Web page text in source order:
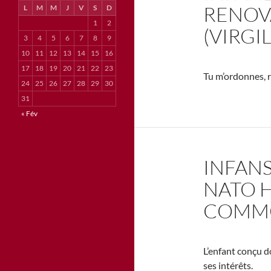
Tu
NATO
L’enfant conçu
ses intérêts.
L M M J V S
D
1
2
3
4 5 6 7 8
9
10
11 12 13 14 15
16
17
18 19 20 21 22 23
24 25 26 27 28 29
30
31
« Fév